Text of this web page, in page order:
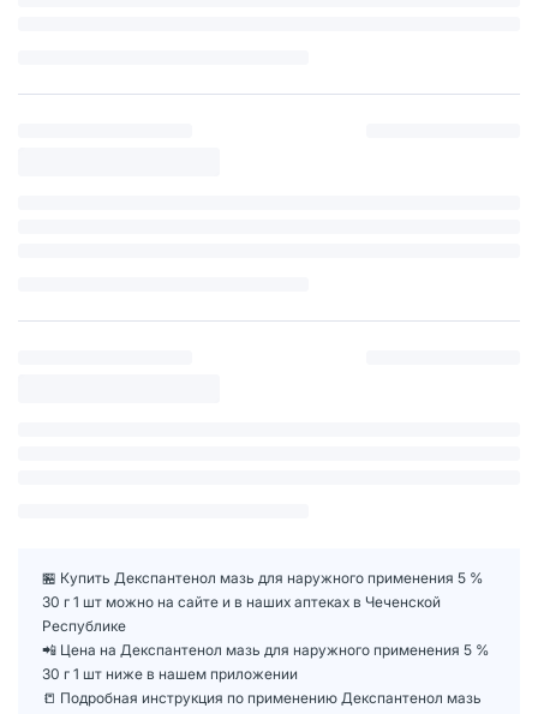
🏪 Купить Декспантенол мазь для наружного применения 5 %
30 г 1 шт можно на сайте и в наших аптеках в Чеченской
Республике
📲 Цена на Декспантенол мазь для наружного применения 5 %
30 г 1 шт ниже в нашем приложении
📒 Подробная инструкция по применению Декспантенол мазь